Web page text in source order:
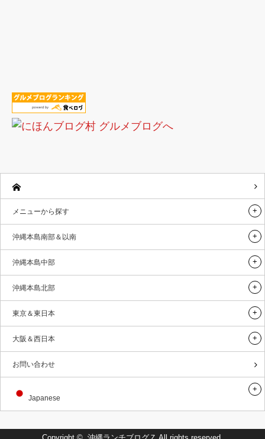
メニューから探す
沖縄本島南部＆以南
沖縄本島中部
沖縄本島北部
東京＆東日本
大阪＆西日本
お問い合わせ
Japanese